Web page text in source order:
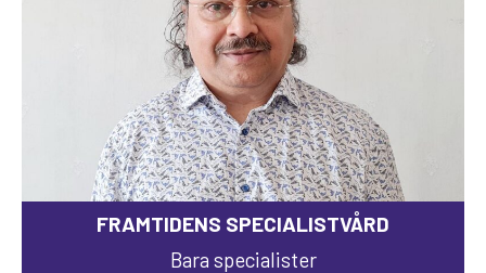
FRAMTIDENS SPECIALISTVÅRD
Bara specialister